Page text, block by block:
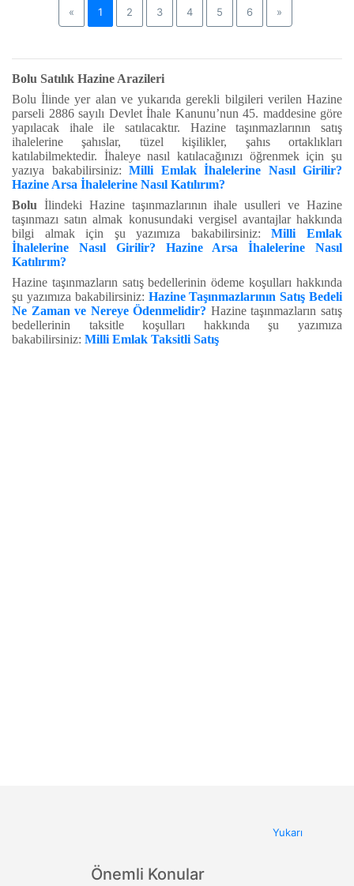
«Previous
1 2 3 4 5 6 »Next
Bolu Satılık Hazine Arazileri
Bolu İlinde yer alan ve yukarıda gerekli bilgileri verilen Hazine
parseli 2886 sayılı Devlet İhale Kanunu’nun 45. maddesine göre
yapılacak ihale ile satılacaktır. Hazine taşınmazlarının satış
ihalelerine şahıslar, tüzel kişilikler, şahıs ortaklıkları
katılabilmektedir. İhaleye nasıl katılacağınızı öğrenmek için şu
yazıya bakabilirsiniz: Milli Emlak İhalelerine Nasıl Girilir?
Hazine Arsa İhalelerine Nasıl Katılırım?
Bolu İlindeki Hazine taşınmazlarının ihale usulleri ve Hazine
taşınmazı satın almak konusundaki vergisel avantajlar hakkında
bilgi almak için şu yazımıza bakabilirsiniz:Milli Emlak
İhalelerine Nasıl Girilir? Hazine Arsa İhalelerine Nasıl
Katılırım?
Hazine taşınmazların satış bedellerinin ödeme koşulları hakkında
şu yazımıza bakabilirsiniz: Hazine Taşınmazlarının Satış Bedeli
Ne Zaman ve Nereye Ödenmelidir? Hazine taşınmazların satış
bedellerinin taksitle koşulları hakkında şu yazımıza
bakabilirsiniz: Milli Emlak Taksitli Satış
Yukarı
Önemli Konular